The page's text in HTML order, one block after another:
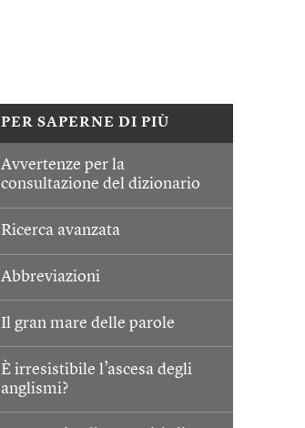
PER SAPERNE DI PIÙ
Avvertenze per la
consultazione del dizionario
Ricerca avanzata
Abbreviazioni
Il gran mare delle parole
È irresistibile l’ascesa degli
anglismi?